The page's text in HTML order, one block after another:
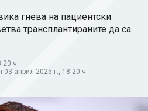
гнева на пациентски
трансплантираните да са
ч.
април 2025 г., 18:20 ч.